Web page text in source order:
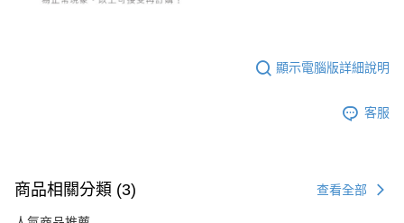
顯示電腦版詳細說明
客服
商品相關分類 (3) 查看全部